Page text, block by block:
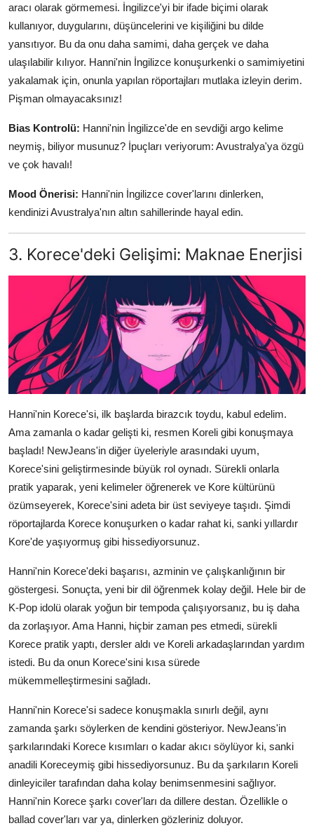
aracı olarak görmemesi. İngilizce'yi bir ifade biçimi olarak
kullanıyor, duygularını, düşüncelerini ve kişiliğini bu dilde
yansıtıyor. Bu da onu daha samimi, daha gerçek ve daha
ulaşılabilir kılıyor. Hanni'nin İngilizce konuşurkenki o samimiyetini
yakalamak için, onunla yapılan röportajları mutlaka izleyin derim.
Pişman olmayacaksınız!
Bias Kontrolü: Hanni'nin İngilizce'de en sevdiği argo kelime
neymiş, biliyor musunuz? İpuçları veriyorum: Avustralya'ya özgü
ve çok havalı!
Mood Önerisi: Hanni'nin İngilizce cover'larını dinlerken,
kendinizi Avustralya'nın altın sahillerinde hayal edin.
3. Korece'deki Gelişimi: Maknae Enerjisi
Hanni'nin Korece'si, ilk başlarda birazcık toydu, kabul edelim.
Ama zamanla o kadar gelişti ki, resmen Koreli gibi konuşmaya
başladı! NewJeans'in diğer üyeleriyle arasındaki uyum,
Korece'sini geliştirmesinde büyük rol oynadı. Sürekli onlarla
pratik yaparak, yeni kelimeler öğrenerek ve Kore kültürünü
özümseyerek, Korece'sini adeta bir üst seviyeye taşıdı. Şimdi
röportajlarda Korece konuşurken o kadar rahat ki, sanki yıllardır
Kore'de yaşıyormuş gibi hissediyorsunuz.
Hanni'nin Korece'deki başarısı, azminin ve çalışkanlığının bir
göstergesi. Sonuçta, yeni bir dil öğrenmek kolay değil. Hele bir de
K-Pop idolü olarak yoğun bir tempoda çalışıyorsanız, bu iş daha
da zorlaşıyor. Ama Hanni, hiçbir zaman pes etmedi, sürekli
Korece pratik yaptı, dersler aldı ve Koreli arkadaşlarından yardım
istedi. Bu da onun Korece'sini kısa sürede
mükemmelleştirmesini sağladı.
Hanni'nin Korece'si sadece konuşmakla sınırlı değil, aynı
zamanda şarkı söylerken de kendini gösteriyor. NewJeans'in
şarkılarındaki Korece kısımları o kadar akıcı söylüyor ki, sanki
anadili Koreceymiş gibi hissediyorsunuz. Bu da şarkıların Koreli
dinleyiciler tarafından daha kolay benimsenmesini sağlıyor.
Hanni'nin Korece şarkı cover'ları da dillere destan. Özellikle o
ballad cover'ları var ya, dinlerken gözleriniz doluyor.